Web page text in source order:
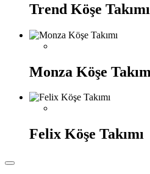
Trend Köşe Takımı
Monza Köşe
Felix Köşe Takımı